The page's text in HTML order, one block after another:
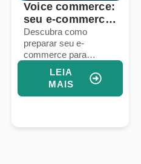
Voice commerce:
seu e-commerce
está pronto para
vendas por voz?
Descubra como
preparar seu e-
commerce para
vendas por voz e
aumentar conversões
com assistentes
LEIA
MAIS